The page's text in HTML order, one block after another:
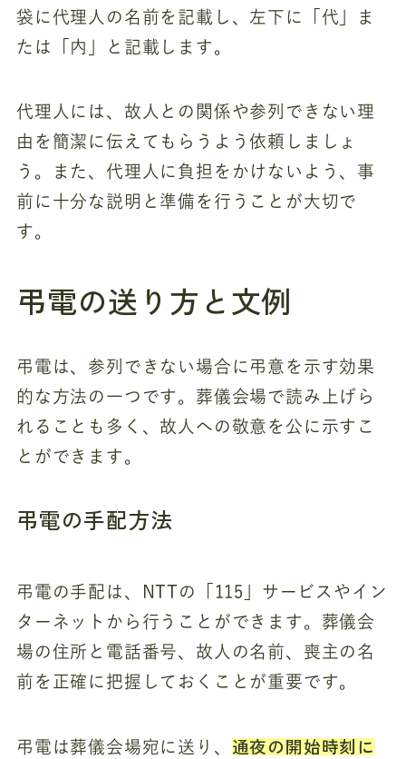
袋に代理人の名前を記載し、左下に「代」ま
たは「内」と記載します。
代理人には、故人との関係や参列できない理
由を簡潔に伝えてもらうよう依頼しましょ
う。また、代理人に負担をかけないよう、事
前に十分な説明と準備を行うことが大切で
す。
弔電の送り方と文例
弔電は、参列できない場合に弔意を示す効果
的な方法の一つです。葬儀会場で読み上げら
れることも多く、故人への敬意を公に示すこ
とができます。
弔電の手配方法
弔電の手配は、NTTの「115」サービスやイン
ターネットから行うことができます。葬儀会
場の住所と電話番号、故人の名前、喪主の名
前を正確に把握しておくことが重要です。
弔電は葬儀会場宛に送り、 通夜の開始時刻に